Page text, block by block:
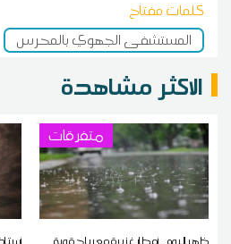
كلمات مفتاح
المستشفى الجهوي بالمحرس
الاكثر مشاهدة
متفرقات